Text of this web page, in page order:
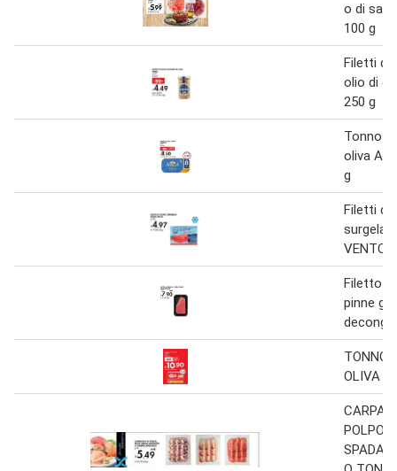
o di
100 g
Filetti di
olio di
250 g
Tonno
oliva
g
Filetti di
surgelati
VENTO
Filetto
pinne
TONNO
OLIVA
POLPO,
SPADA